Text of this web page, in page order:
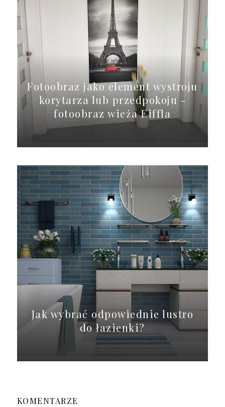
Fotoobraz jako element wystroju
korytarza lub przedpokoju -
fotoobraz wieża Eiffla
Jak wybrać odpowiednie lustro
do łazienki?
KOMENTARZE